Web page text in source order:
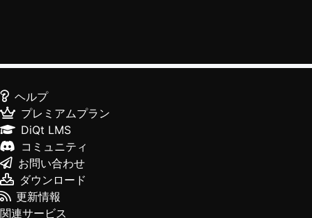
ヘルプ
プレミアムプラン
DiQt LMS
コミュニティ
お問い合わせ
ダウンロード
更新情報
関連サービス